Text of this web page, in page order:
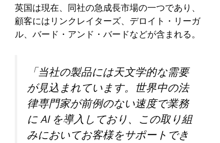
英国は現在、同社の急成長市場の一つであり、
顧客にはリンクレイターズ、デロイト・リーガ
ル、バード・アンド・バードなどが含まれる。
「当社の製品には天文学的な需要
が見込まれています。世界中の法
律専門家が前例のない速度で業務
に AI を導入しており、この取り組
みにおいてお客様をサポ​​ートでき